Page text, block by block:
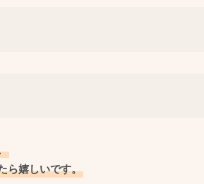
ら嬉しいです。